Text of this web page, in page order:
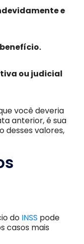
e
ou judicial
você deveria
anterior, é sua
desses valores,
do INSS pode
casos mais